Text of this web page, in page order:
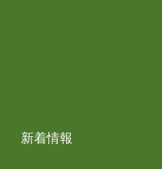
新着情報